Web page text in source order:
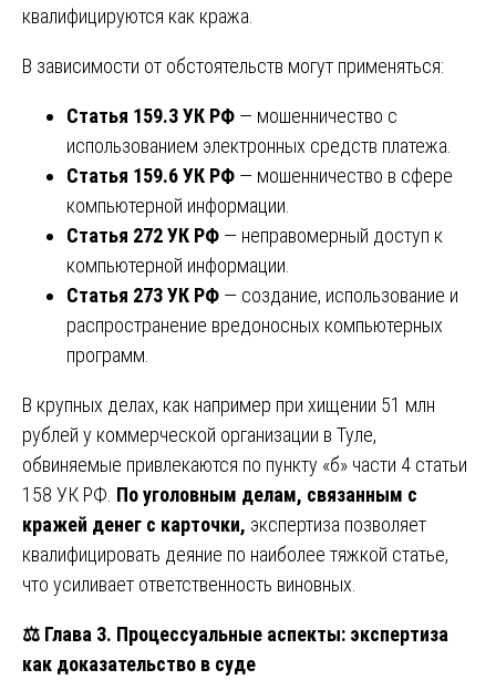
квалифицируются как кража.
В зависимости от обстоятельств могут применяться:
Статья 159.3 УК РФ — мошенничество с
использованием электронных средств платежа.
Статья 159.6 УК РФ — мошенничество в сфере
компьютерной информации.
Статья 272 УК РФ — неправомерный доступ к
компьютерной информации.
Статья 273 УК РФ — создание, использование и
распространение вредоносных компьютерных
программ.
В крупных делах, как например при хищении 51 млн
рублей у коммерческой организации в Туле,
обвиняемые привлекаются по пункту «б» части 4 статьи
158 УК РФ. По уголовным делам, связанным с
кражей денег с карточки, экспертиза позволяет
квалифицировать деяние по наиболее тяжкой статье,
что усиливает ответственность виновных.
⚖️ Глава 3. Процессуальные аспекты: экспертиза
как доказательство в суде